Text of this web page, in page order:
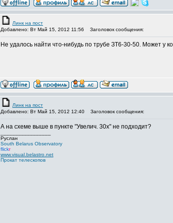
Линк на пост
Добавлено: Вт Май 15, 2012 11:56
Заголовок сообщения:
Не удалось найти что-нибудь по трубе ЗТ6-30-50. Может у
Линк на пост
Добавлено: Вт Май 15, 2012 12:40
Заголовок сообщения:
А на схеме выше в пункте "Увелич. 30х" не подходит?
Руслан
South Belarus Observatory
flickr
www.visual.belastro.net
Прокат телескопов